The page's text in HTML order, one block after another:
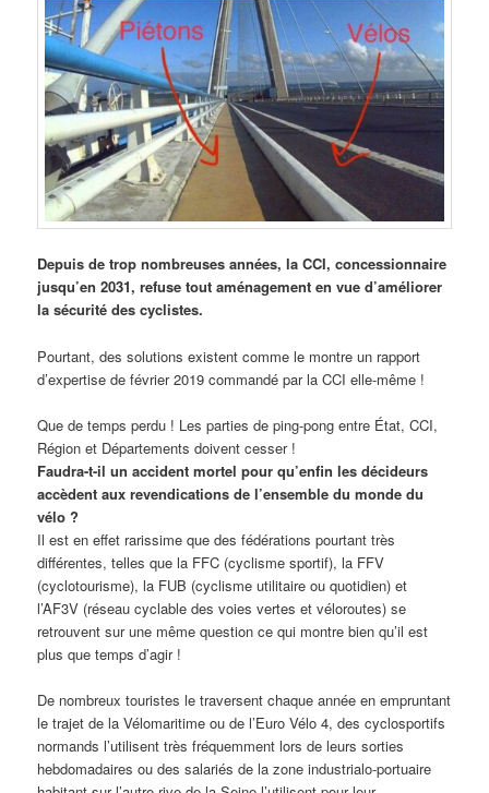
Depuis de trop nombreuses années, la CCI, concessionnaire
jusqu’en 2031, refuse tout aménagement en vue d’améliorer
la sécurité des cyclistes.
Pourtant, des solutions existent comme le montre un rapport
d’expertise de février 2019 commandé par la CCI elle-même !
Que de temps perdu ! Les parties de ping-pong entre État, CCI,
Région et Départements doivent cesser !
Faudra-t-il un accident mortel pour qu’enfin les décideurs
accèdent aux revendications de l’ensemble du monde du
vélo ?
Il est en effet rarissime que des fédérations pourtant très
différentes, telles que la FFC (cyclisme sportif), la FFV
(cyclotourisme), la FUB (cyclisme utilitaire ou quotidien) et
l’AF3V (réseau cyclable des voies vertes et véloroutes) se
retrouvent sur une même question ce qui montre bien qu’il est
plus que temps d’agir !
De nombreux touristes le traversent chaque année en empruntant
le trajet de la Vélomaritime ou de l’Euro Vélo 4, des cyclosportifs
normands l’utilisent très fréquemment lors de leurs sorties
hebdomadaires ou des salariés de la zone industrialo-portuaire